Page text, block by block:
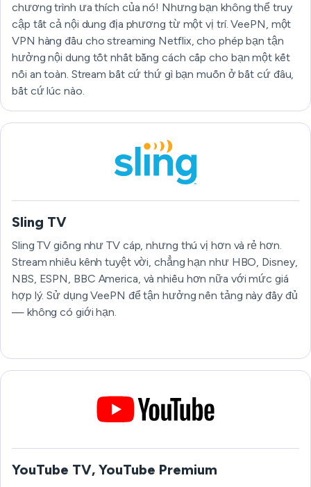
chương trình ưa thích của nó! Nhưng bạn không thể truy
cập tất cả nội dung địa phương từ một vị trí. VeePN, một
VPN hàng đầu cho streaming Netflix, cho phép bạn tận
hưởng nội dung tốt nhất bằng cách cấp cho bạn một kết
nối an toàn. Stream bất cứ thứ gì bạn muốn ở bất cứ đâu,
bất cứ lúc nào.
Sling TV
Sling TV giống như TV cáp, nhưng thú vị hơn và rẻ hơn.
Stream nhiều kênh tuyệt vời, chẳng hạn như HBO, Disney,
NBS, ESPN, BBC America, và nhiều hơn nữa với mức giá
hợp lý. Sử dụng VeePN để tận hưởng nền tảng này đầy đủ
— không có giới hạn.
YouTube TV, YouTube Premium